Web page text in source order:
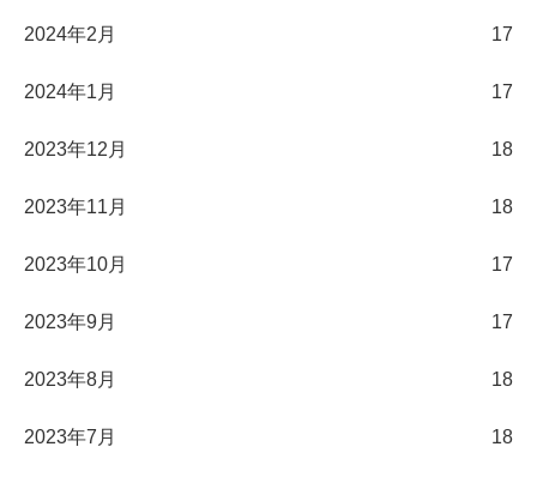
2024年2月 17
2024年1月 17
2023年12月 18
2023年11月 18
2023年10月 17
2023年9月 17
2023年8月 18
2023年7月 18